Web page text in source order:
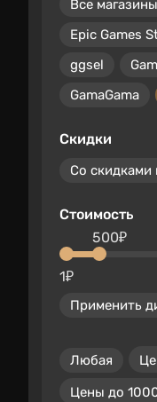
Все магазины
Epic Games
ggsel
GamaGama
Скидки
Со скидками
Стоимость
1₽
500₽
Применить
Любая
Цены до